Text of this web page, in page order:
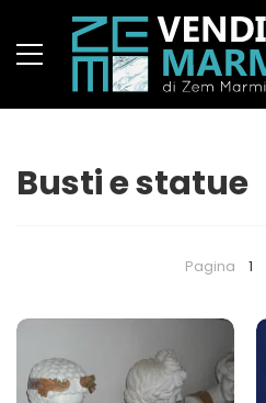
Busti e statue
Pagina 1